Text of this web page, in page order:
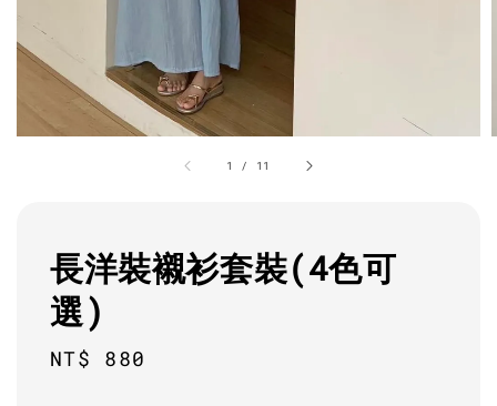
1 / 11
長洋裝襯衫套裝(4色可
選)
Regular
NT$ 880